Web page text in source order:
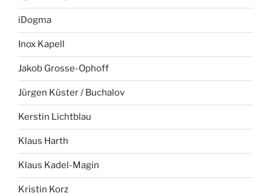
iDogma
Inox Kapell
Jakob Grosse-Ophoff
Jürgen Küster / Buchalov
Kerstin Lichtblau
Klaus Harth
Klaus Kadel-Magin
Kristin Korz